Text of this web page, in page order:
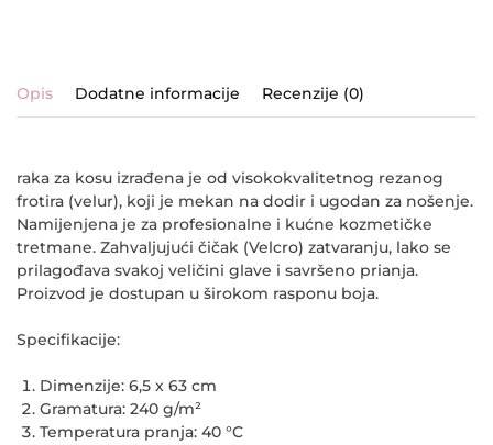
Opis Dodatne informacije Recenzije (0)
raka za kosu izrađena je od visokokvalitetnog rezanog
frotira (velur), koji je mekan na dodir i ugodan za nošenje.
Namijenjena je za profesionalne i kućne kozmetičke
tretmane. Zahvaljujući čičak (Velcro) zatvaranju, lako se
prilagođava svakoj veličini glave i savršeno prianja.
Proizvod je dostupan u širokom rasponu boja.
Specifikacije:
Dimenzije: 6,5 x 63 cm
Gramatura: 240 g/m²
Temperatura pranja: 40 °C